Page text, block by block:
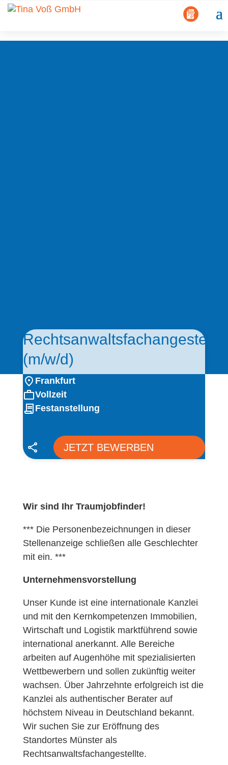
Rechtsanwaltsfachangestellte
(m/w/d)
Frankfurt
Vollzeit
Festanstellung
JETZT BEWERBEN
Wir sind Ihr Traumjobfinder!
*** Die Personenbezeichnungen in dieser
Stellenanzeige schließen alle Geschlechter
mit ein. ***
Unternehmensvorstellung
Unser Kunde ist eine internationale Kanzlei
und mit den Kernkompetenzen Immobilien,
Wirtschaft und Logistik marktführend sowie
international anerkannt. Alle Bereiche
arbeiten auf Augenhöhe mit spezialisierten
Wettbewerbern und sollen zukünftig weiter
wachsen. Über Jahrzehnte erfolgreich ist die
Kanzlei als authentischer Berater auf
höchstem Niveau in Deutschland bekannt.
Wir suchen Sie zur Eröffnung des
Standortes Münster als
Rechtsanwaltsfachangestellte.